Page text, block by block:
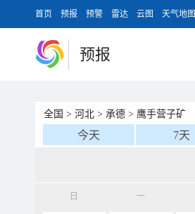
首页 预报 预警 雷达 云图 天气地图
预报
全国 > 河北 > 承德 > 鹰手营子矿
今天 7天
日 一